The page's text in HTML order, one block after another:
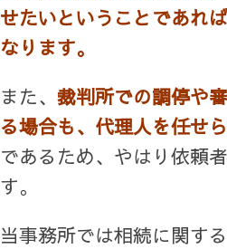
せたいということであれ
なります。
また、 裁判所での調停や
る場合も、代理人を任せ
であるため、やはり依頼
す。
当事務所では相続に関す